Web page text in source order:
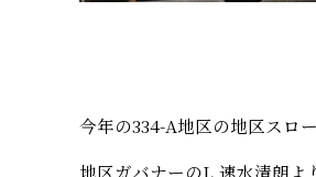
今年の334-A地区の地区スロ
地区ガバナーのL.速水清朗よ